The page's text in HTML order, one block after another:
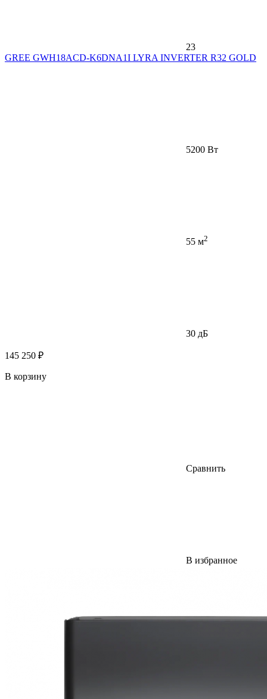
23
GREE GWH18ACD-K6DNA1I LYRA INVERTER R32 GOLD
5200 Вт
55 м2
30 дБ
145 250 ₽
В корзину
Сравнить
В избранное